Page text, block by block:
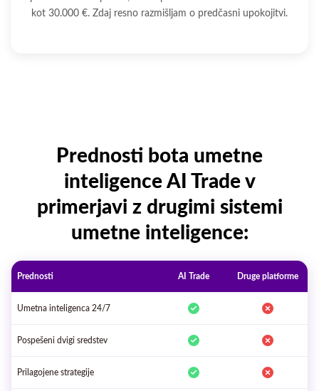
kot 30.000 €. Zdaj resno razmišljam o predčasni upokojitvi.
Prednosti bota umetne
inteligence AI Trade v
primerjavi z drugimi sistemi
umetne inteligence:
Prednosti AI Trade Druge platforme
Umetna inteligenca 24/7
Pospešeni dvigi sredstev
Prilagojene strategije